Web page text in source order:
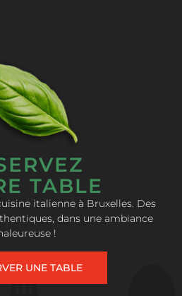
TABLE
italienne à Bruxelles. Des
dans une ambiance
!
UNE TABLE